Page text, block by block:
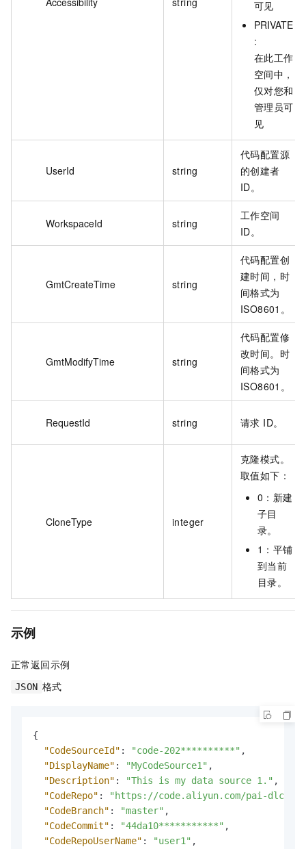
可见
PRIVATE
:
在此工作
空间中，
仅对您和
管理员可
见
UserId string
代码配置源
的创建者
ID。
WorkspaceId string
工作空间
ID。
GmtCreateTime string
代码配置创
建时间，时
间格式为
ISO8601。
GmtModifyTime string
代码配置修
改时间。时
间格式为
ISO8601。
RequestId string 请求 ID。
CloneType integer
克隆模式。
取值如下：
0：新建
子目
录。
1：平铺
到当前
目录。
示例
正常返回示例
JSON 格式
{
"CodeSourceId" : "code-202**********" ,
"DisplayName" : "MyCodeSource1" ,
"Description" : "This is my data source 1." ,
"CodeRepo" :
"https://code.aliyun.com/pai-dlc/
"CodeBranch" : "master" ,
"CodeCommit" : "44da10***********" ,
"CodeRepoUserName" : "user1" ,